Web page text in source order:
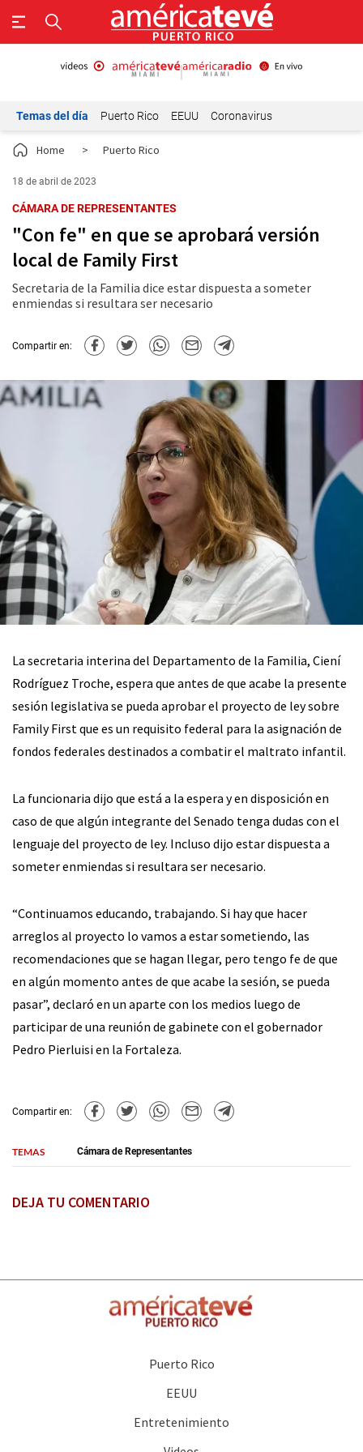
Temas del día Puerto Rico EEUU Coronavirus
Home > Puerto Rico
18 de abril de 2023
CÁMARA DE REPRESENTANTES
"Con fe" en que se aprobará versión
local de Family First
Secretaria de la Familia dice estar dispuesta a someter
enmiendas si resultara ser necesario
Compartir en:
La secretaria interina del Departamento de la Familia, Ciení
Rodríguez Troche, espera que antes de que acabe la presente
sesión legislativa se pueda aprobar el proyecto de ley sobre
Family First que es un requisito federal para la asignación de
fondos federales destinados a combatir el maltrato infantil.
La funcionaria dijo que está a la espera y en disposición en
caso de que algún integrante del Senado tenga dudas con el
lenguaje del proyecto de ley. Incluso dijo estar dispuesta a
someter enmiendas si resultara ser necesario.
“Continuamos educando, trabajando. Si hay que hacer
arreglos al proyecto lo vamos a estar sometiendo, las
recomendaciones que se hagan llegar, pero tengo fe de que
en algún momento antes de que acabe la sesión, se pueda
pasar”, declaró en un aparte con los medios luego de
participar de una reunión de gabinete con el gobernador
Pedro Pierluisi en la Fortaleza.
Compartir en:
TEMAS Cámara de Representantes
DEJA TU COMENTARIO
Puerto Rico
EEUU
Entretenimiento